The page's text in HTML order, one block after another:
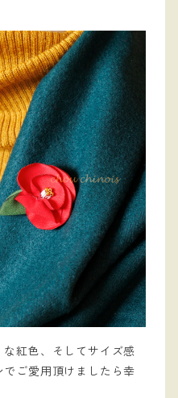
紅色、そしてサイズ感
ご愛用頂けましたら幸